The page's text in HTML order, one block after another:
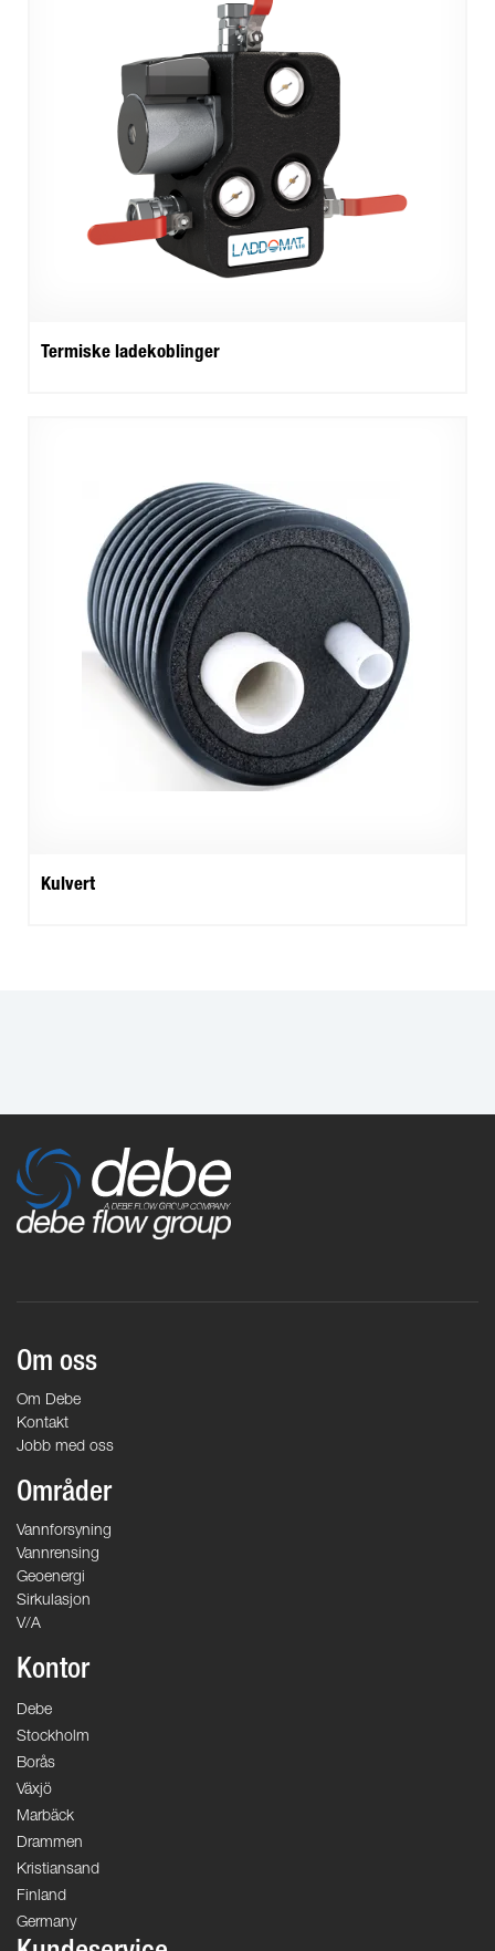
Termiske ladekoblinger
Kulvert
Om oss
Om Debe
Kontakt
Jobb med oss
Områder
Vannforsyning
Vannrensing
Geoenergi
Sirkulasjon
V/A
Kontor
Debe
Stockholm
Borås
Växjö
Marbäck
Drammen
Kristiansand
Finland
Germany